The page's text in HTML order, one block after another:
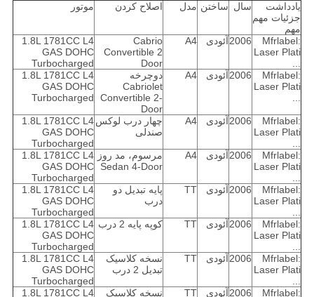
یادداشت
جزئیات مهم
مهم
سال ساختن مدل اصلاح کردن موتور
Mfrlabel:
Laser Plati
...
2006آئودی A4
Cabrio
Convertible 2
Door
1.8L 1781CC L4
GAS DOHC
Turbocharged
Mfrlabel:
Laser Plati
...
2006آئودی A4
دوچرخه
Cabriolet
Convertible 2-
Door
1.8L 1781CC L4
GAS DOHC
Turbocharged
Mfrlabel:
Laser Plati
...
2006آئودی A4
چهار درب لوکس
صندلی
1.8L 1781CC L4
GAS DOHC
Turbocharged
Mfrlabel:
Laser Plati
...
2006آئودی A4
مرسوم، مد روز
Sedan 4-Door
1.8L 1781CC L4
GAS DOHC
Turbocharged
Mfrlabel:
Laser Plati
...
2006آئودی TT
پایه تبدیل دو
درب
1.8L 1781CC L4
GAS DOHC
Turbocharged
Mfrlabel:
Laser Plati
...
2006آئودی TT کوپه پایه 2 درب
1.8L 1781CC L4
GAS DOHC
Turbocharged
Mfrlabel:
Laser Plati
...
2006آئودی TT
نسخه کلاسیک
تبدیل 2 درب
1.8L 1781CC L4
GAS DOHC
Turbocharged
Mfrlabel:
2006آئودی TT
نسخه کلاسیک
1.8L 1781CC L4